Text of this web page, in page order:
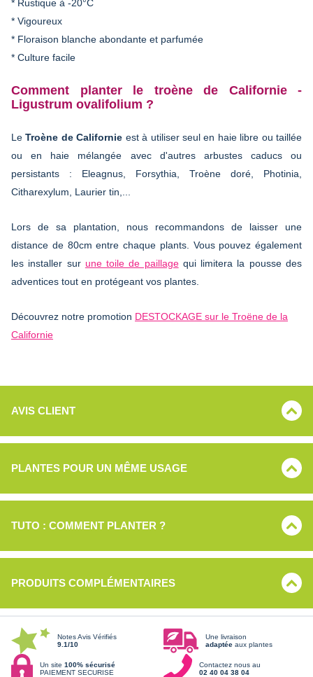
* Rustique à -20°C
* Vigoureux
* Floraison blanche abondante et parfumée
* Culture facile
Comment planter le troène de Californie -
Ligustrum ovalifolium ?
LeTroène de Californie est à utiliser seul en haie libre ou taillée
ou en haie mélangée avec d'autres arbustes caducs ou
persistants : Eleagnus, Forsythia, Troène doré, Photinia,
Citharexylum, Laurier tin,...
Lors de sa plantation, nous recommandons de laisser une
distance de 80cm entre chaque plants. Vous pouvez également
les installer sur une toile de paillagequi limitera la pousse des
adventices tout en protégeant vos plantes.
Découvrez notre promotion DESTOCKAGE sur le Troëne de la
Californie
AVIS CLIENT
PLANTES POUR UN MÊME USAGE
TUTO : COMMENT PLANTER ?
PRODUITS COMPLÉMENTAIRES
Notes Avis Vérifiés
9.1/10
Une livraison
adaptée aux plantes
Un site 100% sécurisé
PAIEMENT SECURISE
Contactez nous au
02 40 04 38 04